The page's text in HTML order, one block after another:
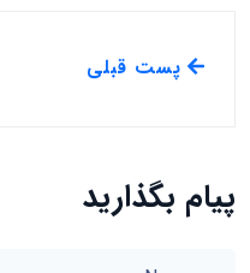
پست قبلی
پیام بگذارید